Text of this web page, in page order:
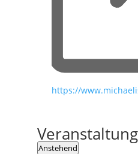
Webseite
https://
Anstehend